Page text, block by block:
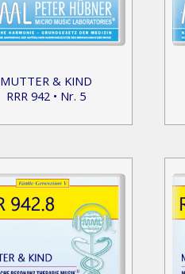
MUTTER & KIND
RRR 942 • Nr. 5